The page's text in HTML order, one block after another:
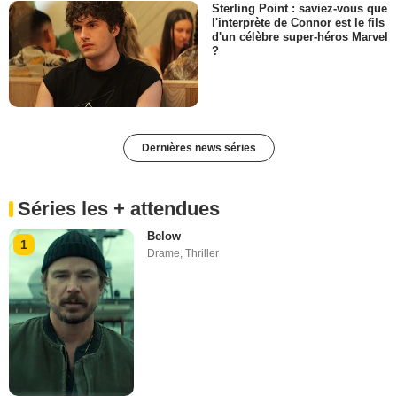
Sterling Point : saviez-vous que
l'interprète de Connor est le fils
d'un célèbre super-héros Marvel
?
Dernières news séries
Séries les + attendues
1
Below
Drame,Thriller